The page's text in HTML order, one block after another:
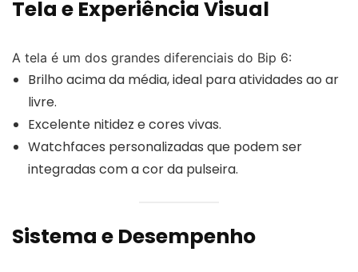
Tela e Experiência Visual
A tela é um dos grandes diferenciais do Bip 6:
Brilho acima da média, ideal para atividades ao ar
livre.
Excelente nitidez e cores vivas.
Watchfaces personalizadas que podem ser
integradas com a cor da pulseira.
Sistema e Desempenho